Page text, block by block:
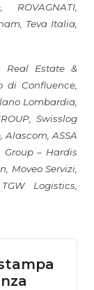
ROVAGNATI,
Teva Italia,
Real Estate &
Confluence,
Lombardia,
Swisslog
Alascom, ASSA
Group – Hardis
Moveo Servizi,
Logistics,